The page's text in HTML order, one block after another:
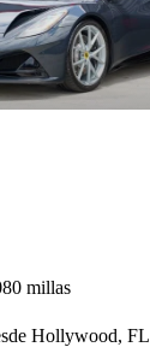
millas
Hollywood, FL